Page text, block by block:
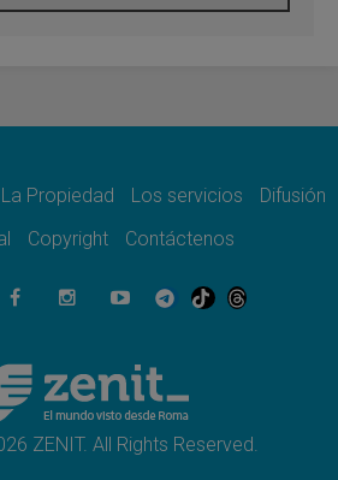
visitará el Santuario de la Madre
del cristiano"
de niños en Gaza no cesa: 300
en 300 días
La guerra desfigura el mundo, solo la
de Dios lo transfigura
La Propiedad Los servicios
Difusión
Copyright Contáctenos
ZENIT. All Rights Reserved.